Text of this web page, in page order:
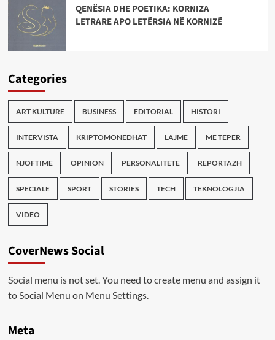
QENËSIA DHE POETIKA: KORNIZA
LETRARE APO LETËRSIA NË KORNIZË
Categories
ART KULTURE BUSINESS EDITORIAL HISTORI
INTERVISTA KRIPTOMONEDHAT LAJME ME TEPER
NJOFTIME OPINION PERSONALITETE REPORTAZH
SPECIALE SPORT STORIES TECH TEKNOLOGJIA
VIDEO
CoverNews Social
Social menu is not set. You need to create menu and assign it
to Social Menu on Menu Settings.
Meta